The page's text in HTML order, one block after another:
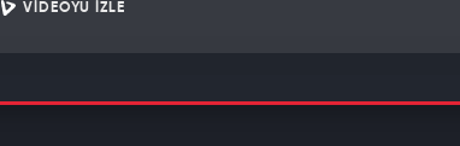
VIDEOYU İZLE